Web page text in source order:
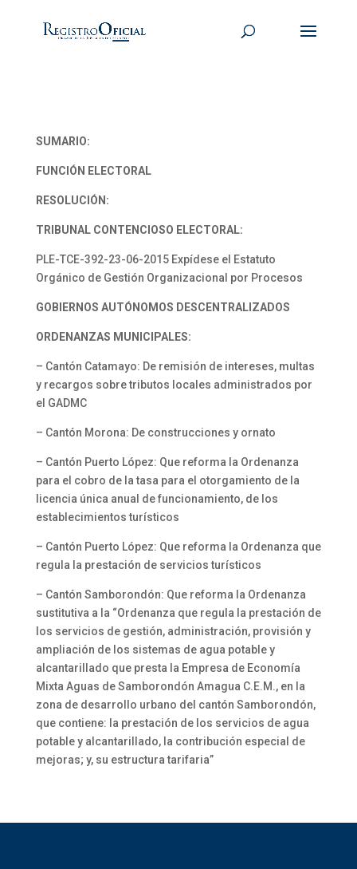
SUMARIO:
FUNCIÓN ELECTORAL
RESOLUCIÓN:
TRIBUNAL CONTENCIOSO ELECTORAL:
PLE-TCE-392-23-06-2015 Expídese el Estatuto
Orgánico de Gestión Organizacional por Procesos
GOBIERNOS AUTÓNOMOS DESCENTRALIZADOS
ORDENANZAS MUNICIPALES:
– Cantón Catamayo: De remisión de intereses, multas
y recargos sobre tributos locales administrados por
el GADMC
– Cantón Morona: De construcciones y ornato
– Cantón Puerto López: Que reforma la Ordenanza
para el cobro de la tasa para el otorgamiento de la
licencia única anual de funcionamiento, de los
establecimientos turísticos
– Cantón Puerto López: Que reforma la Ordenanza que
regula la prestación de servicios turísticos
– Cantón Samborondón: Que reforma la Ordenanza
sustitutiva a la “Ordenanza que regula la prestación de
los servicios de gestión, administración, provisión y
ampliación de los sistemas de agua potable y
alcantarillado que presta la Empresa de Economía
Mixta Aguas de Samborondón Amagua C.E.M., en la
zona de desarrollo urbano del cantón Samborondón,
que contiene: la prestación de los servicios de agua
potable y alcantarillado, la contribución especial de
mejoras; y, su estructura tarifaria”